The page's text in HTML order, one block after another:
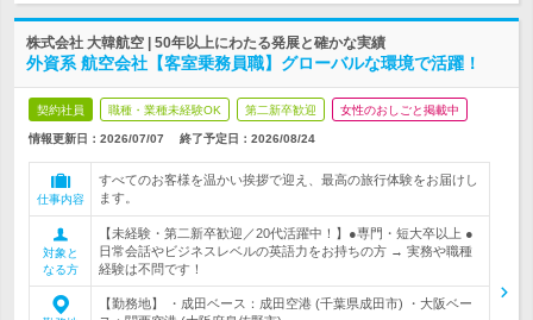
株式会社 大韓航空 | 50年以上にわたる発展と確かな実績
外資系 航空会社【客室乗務員職】グローバルな環境で活躍！
契約社員 職種・業種未経験OK 第二新卒歓迎 女性のおしごと掲載中
情報更新日：2026/07/07 終了予定日： 2026/08/24
仕事内容
すべてのお客様を温かい挨拶で迎え、最高の旅行体験をお届けし
ます。
対象と
なる方
【未経験・第二新卒歓迎／20代活躍中！】●専門・短大卒以上 ●
日常会話やビジネスレベルの英語力をお持ちの方 → 実務や職種
経験は不問です！
【勤務地】 ・成田ベース：成田空港 (千葉県成田市) ・大阪ベー